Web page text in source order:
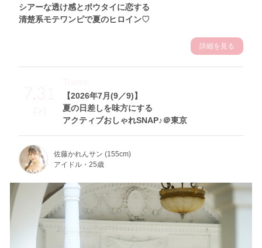
シアーな透け感とボウタイに恋する
清楚系モテワンピで夏のヒロイン♡
詳細を見る
7.31
Fri
【2026年7月(9／9)】
夏の日差しを味方にする
アクティブおしゃれSNAP♪＠東京
Theme
佐藤かれんサン (155cm)
アイドル・25歳